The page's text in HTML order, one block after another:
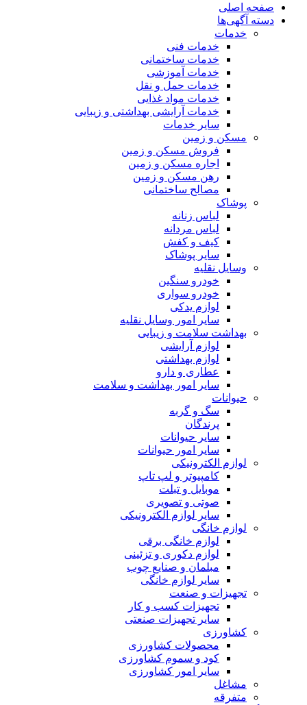
اصلی
آگهی‌ها
خدمات
خدمات فنی
خدمات ساختمانی
خدمات آموزشی
خدمات حمل و نقل
خدمات مواد غذایی
خدمات آرایشی بهداشتی و زیبایی
سایر خدمات
مسکن و زمین
فروش مسکن و زمین
اجاره مسکن و زمین
رهن مسکن و زمین
مصالح ساختمانی
پوشاک
لباس زنانه
لباس مردانه
کیف و کفش
سایر پوشاک
وسایل نقلیه
خودرو سنگین
خودرو سواری
لوازم یدکی
سایر امور وسایل نقلیه
بهداشت سلامت و زیبایی
لوازم آرایشی
لوازم بهداشتی
عطاری و دارو
سایر امور بهداشت و سلامت
حیوانات
سگ و گربه
پرندگان
سایر حیوانات
سایر امور حیوانات
لوازم الکترونیکی
کامپیوتر و لپ تاپ
موبایل و تبلت
صوتی و تصویری
سایر لوازم الکترونیکی
لوازم خانگی
لوازم خانگی برقی
لوازم دکوری و تزئینی
مبلمان و صنایع چوب
سایر لوازم خانگی
تجهیزات و صنعت
تجهیزات کسب و کار
سایر تجهیزات صنعتی
کشاورزی
محصولات کشاورزی
کود و سموم کشاورزی
سایر امور کشاورزی
مشاغل
متفرقه